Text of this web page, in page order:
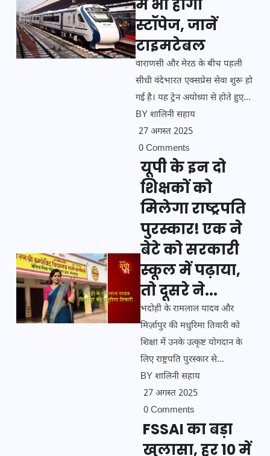
में भी होगा
स्टॉपेज, जानें
टाइमटेबल
वाराणसी और मेरठ के बीच पहली
सीधी वंदेभारत एक्सप्रेस सेवा शुरू हो
गई है। यह ट्रेन अयोध्या से होते हुए...
BYशालिनी सहाय
27 अगस्त 2025
0 Comments
यूपी के इन दो
शिक्षकों को
मिलेगा राष्ट्रपति
पुरस्कार! एक ने
बेटे को सरकारी
स्कूल में पढ़ाया,
तो दूसरे ने...
भदोही के रामलाल यादव और
मिर्ज़ापुर की मधुरिमा तिवारी को
शिक्षा में उनके उत्कृष्ट योगदान के
लिए राष्ट्रपति पुरस्कार से...
BYशालिनी सहाय
27 अगस्त 2025
0 Comments
FSSAI का बड़ा
खुलासा, हर 10 में